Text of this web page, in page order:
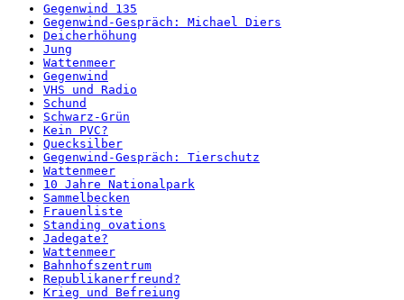
Gegenwind 135
Gegenwind-Gespräch: Michael Diers
Deicherhöhung
Jung
Wattenmeer
Gegenwind
VHS und Radio
Schund
Schwarz-Grün
Kein PVC?
Quecksilber
Gegenwind-Gespräch: Tierschutz
Wattenmeer
10 Jahre Nationalpark
Sammelbecken
Frauenliste
Standing ovations
Jadegate?
Wattenmeer
Bahnhofszentrum
Republikanerfreund?
Krieg und Befreiung